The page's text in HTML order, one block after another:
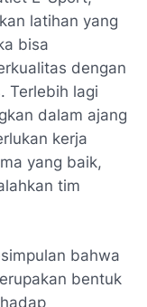
latihan yang
bisa
dengan
Terlebih lagi
dalam ajang
kerja
yang baik,
tim
bahwa
bentuk